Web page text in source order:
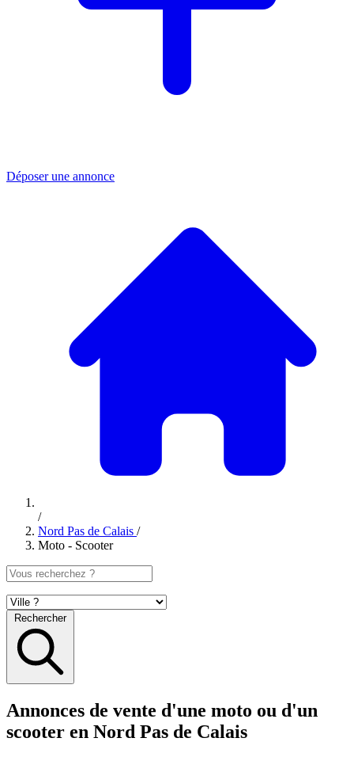
Déposer une annonce
/
Nord Pas de Calais /
Moto - Scooter
Rechercher
Annonces de vente d'une moto ou d'un
scooter en Nord Pas de Calais